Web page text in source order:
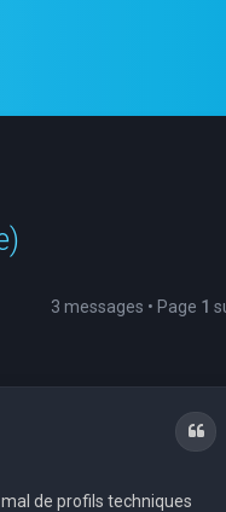
3 messages • Page 1
de profils techniques